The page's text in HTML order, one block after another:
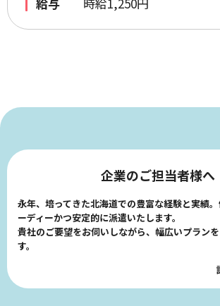
企業のご担当者様へ
永年、培ってきた北海道での豊富な経験と実績
ーディーかつ安定的に派遣いたします。
貴社のご要望をお伺いしながら、幅広いプラン
す。